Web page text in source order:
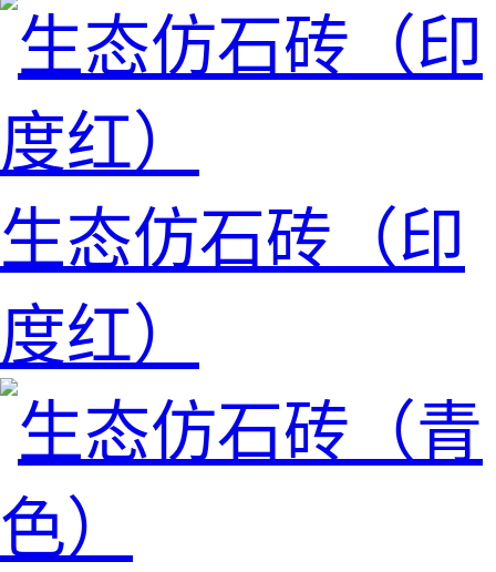
生态仿石砖（印
度红）